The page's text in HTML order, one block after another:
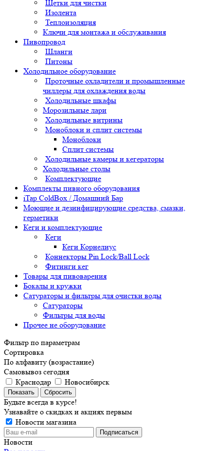
Щетки для чистки
Изолента
Теплоизоляция
Ключи для монтажа и обслуживания
Пивопровод
Шланги
Питоны
Холодильное оборудование
Проточные охладители и промышленные
чиллеры для охлаждения воды
Холодильные шкафы
Морозильные лари
Холодильные витрины
Моноблоки и сплит системы
Моноблоки
Сплит системы
Холодильные камеры и кегераторы
Холодильные столы
Комплектующие
Комплекты пивного оборудования
iTap ColdBox / Домашний Бар
Моющие и дезинфицирующие средства, смазки,
герметики
Кеги и комплектующие
Кеги
Кеги Корнелиус
Коннекторы Pin Lock/Ball Lock
Фитинги кег
Товары для пивоварения
Бокалы и кружки
Сатураторы и фильтры для очистки воды
Сатураторы
Фильтры для воды
Прочее не оборудование
Фильтр по параметрам
Сортировка
По алфавиту (возрастание)
Самовывоз сегодня
Краснодар
Новосибирск
Сбросить
Будьте всегда в курсе!
Узнавайте о скидках и акциях первым
Новости магазина
Новости